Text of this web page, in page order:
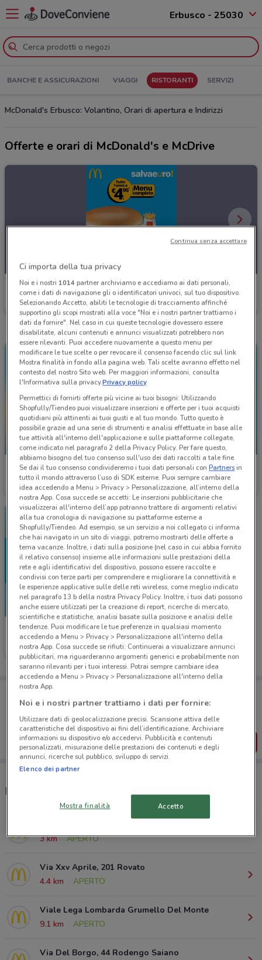
Erbusco - 25030
BANCHE E ASSICURAZIONI VIAGGI RISTORANTI SERVIZI
McDonald's Erbusco: Volantino, Orari di apertura e Indirizzi
Offerte e orari di McDonald's e McDrive
McDonald's
Scade oggi
SCADE OGGI
McDonald's
Scade oggi 3 km
SCADE OGGI
McDonald's
Scade oggi 3 km
-4 GIORNI
McDonald's
Scade giovedì 3 km
Puoi trovare le migliori offerte dei negozi vicino a te,
salvarle e creare la tua lista del risparmio, comodamente
dal tuo cellulare.
SCARICA L’APP
McDrive, orari e ristoranti McDonald's
3 km
APERTO
Via Xxv Aprile, 201 Rovato
4.4 km
APERTO
Viale Lega Lombarda Grumello Del Monte
9.1 km
APERTO
Via Del Borgo, 44 Rodengo Saiano
Ci importa della tua privacy
Noi e i nostri 1014partner archiviamo e accediamo ai dati personali,
come i dati di navigazione gli o identificatori univoci, sul tuo dispositivo.
Selezionando Accetto, abiliti le tecnologie di tracciamento affinché
supportino gli scopi mostrati alla voce "Noi e i nostri partner trattiamo i
dati da fornire". Nel caso in cui queste tecnologie dovessero essere
disabilitate, alcuni contenuti e annunci visualizzati potrebbero non
essere rilevanti. Puoi accedere nuovamente a questo menu per
modificare le tue scelte o per revocare il consenso facendo clic sul link
Mostra finalità in fondo alla pagina web. Tali scelte avranno effetto nel
contesto del nostro Sito web. Per maggiori informazioni, consulta
l'Informativa sulla privacy.Privacy policy
Permettici di fornirti offerte più vicine ai tuoi bisogni: Utilizzando
Shopfully/Tiendeo puoi visualizzare inserzioni e offerte per i tuoi acquisti
quotidiani più attinenti ai tuoi gusti e al tuo mondo. Tutto questo è
possibile grazie ad una serie di strumenti e analisi effettuate in base alle
tue attività all'interno dell'applicazione e sulle piattaforme collegate,
come indicato nel paragrafo 2 della Privacy Policy. Per fare questo,
abbiamo bisogno del tuo consenso sull'uso dei dati raccolti a tale fine.
Se dai il tuo consenso condivideremo i tuoi dati personali conPartnersin
tutto il mondo attraverso l’uso di SDK esterne. Puoi sempre cambiare
idea accedendo a Menu > Privacy > Personalizzazione, all’interno della
nostra App. Cosa succede se accetti: Le inserzioni pubblicitarie che
visualizzerai all'interno dell’app potranno trattare di argomenti relativi
alla tua cronologia di navigazione su piattaforme esterne a
Shopfully/Tiendeo. Ad esempio, se un servizio a noi collegato ci informa
che hai navigato in un sito di viaggi, potremo mostrarti delle offerte a
tema vacanze. Inoltre, i dati sulla posizione (nel caso in cui abbia fornito
il relativo consenso) insieme alle informazioni sulle prestazioni della
rete e agli identificativi del dispositivo, possono essere raccolte e
condivisi con terze parti per comprendere e migliorare la connettività e
le esperienze applicative sulle delle reti wireless, come meglio indicato
nel paragrafo 13.b della nostra Privacy Policy. Inoltre, i tuoi dati possono
anche essere utilizzati per la creazione di report, ricerche di mercato,
scientifiche e statistiche, analisi basate sulla posizione e analisi delle
tendenze. Puoi modificare le tue preferenze in qualsiasi momento
accedendo a Menu > Privacy > Personalizzazione all'interno della
nostra App. Cosa succede se rifiuti: Continuerai a visualizzare annunci
pubblicitari, ma riguarderanno argomenti generici e probabilmente non
saranno rilevanti per i tuoi interessi. Potrai sempre cambiare idea
accedendo a Menu > Privacy > Personalizzazione all'interno della
nostra App.
Noi e i nostri partner trattiamo i dati per fornire:
Utilizzare dati di geolocalizzazione precisi. Scansione attiva delle
caratteristiche del dispositivo ai fini dell’identificazione. Archiviare
informazioni su dispositivo e/o accedervi. Pubblicità e contenuti
personalizzati, misurazione delle prestazioni dei contenuti e degli
annunci, ricerche sul pubblico, sviluppo di servizi.
Elenco dei partner
Mostra finalità Accetto
Continua senza accettare